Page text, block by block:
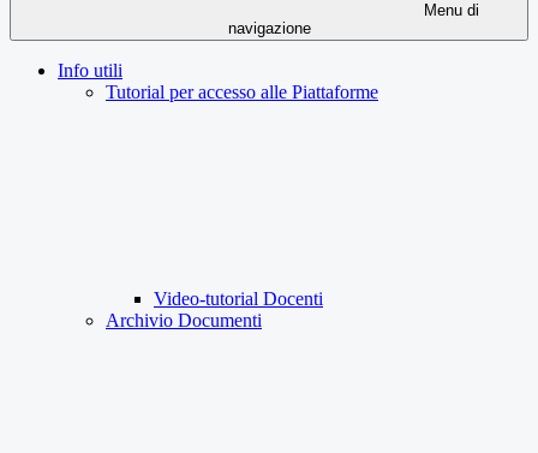
Menu di
navigazione
Info utili
Tutorial per accesso alle Piattaforme
Video-tutorial Docenti
Archivio Documenti